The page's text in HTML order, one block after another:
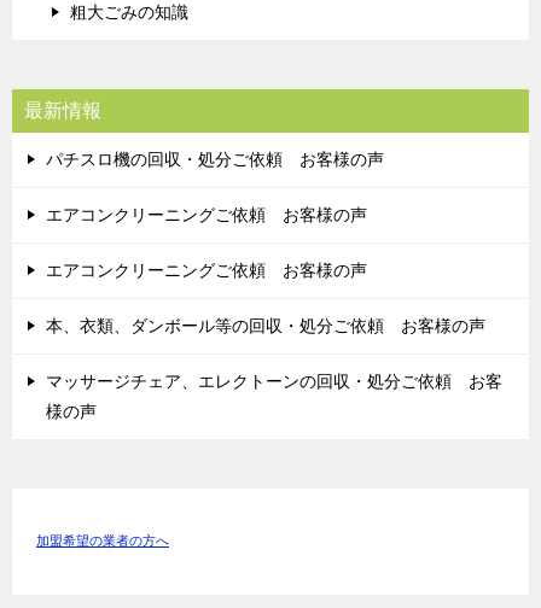
粗大ごみの知識
最新情報
パチスロ機の回収・処分ご依頼 お客様の声
エアコンクリーニングご依頼 お客様の声
エアコンクリーニングご依頼 お客様の声
本、衣類、ダンボール等の回収・処分ご依頼 お客様の声
マッサージチェア、エレクトーンの回収・処分ご依頼 お客
様の声
加盟希望の業者の方へ